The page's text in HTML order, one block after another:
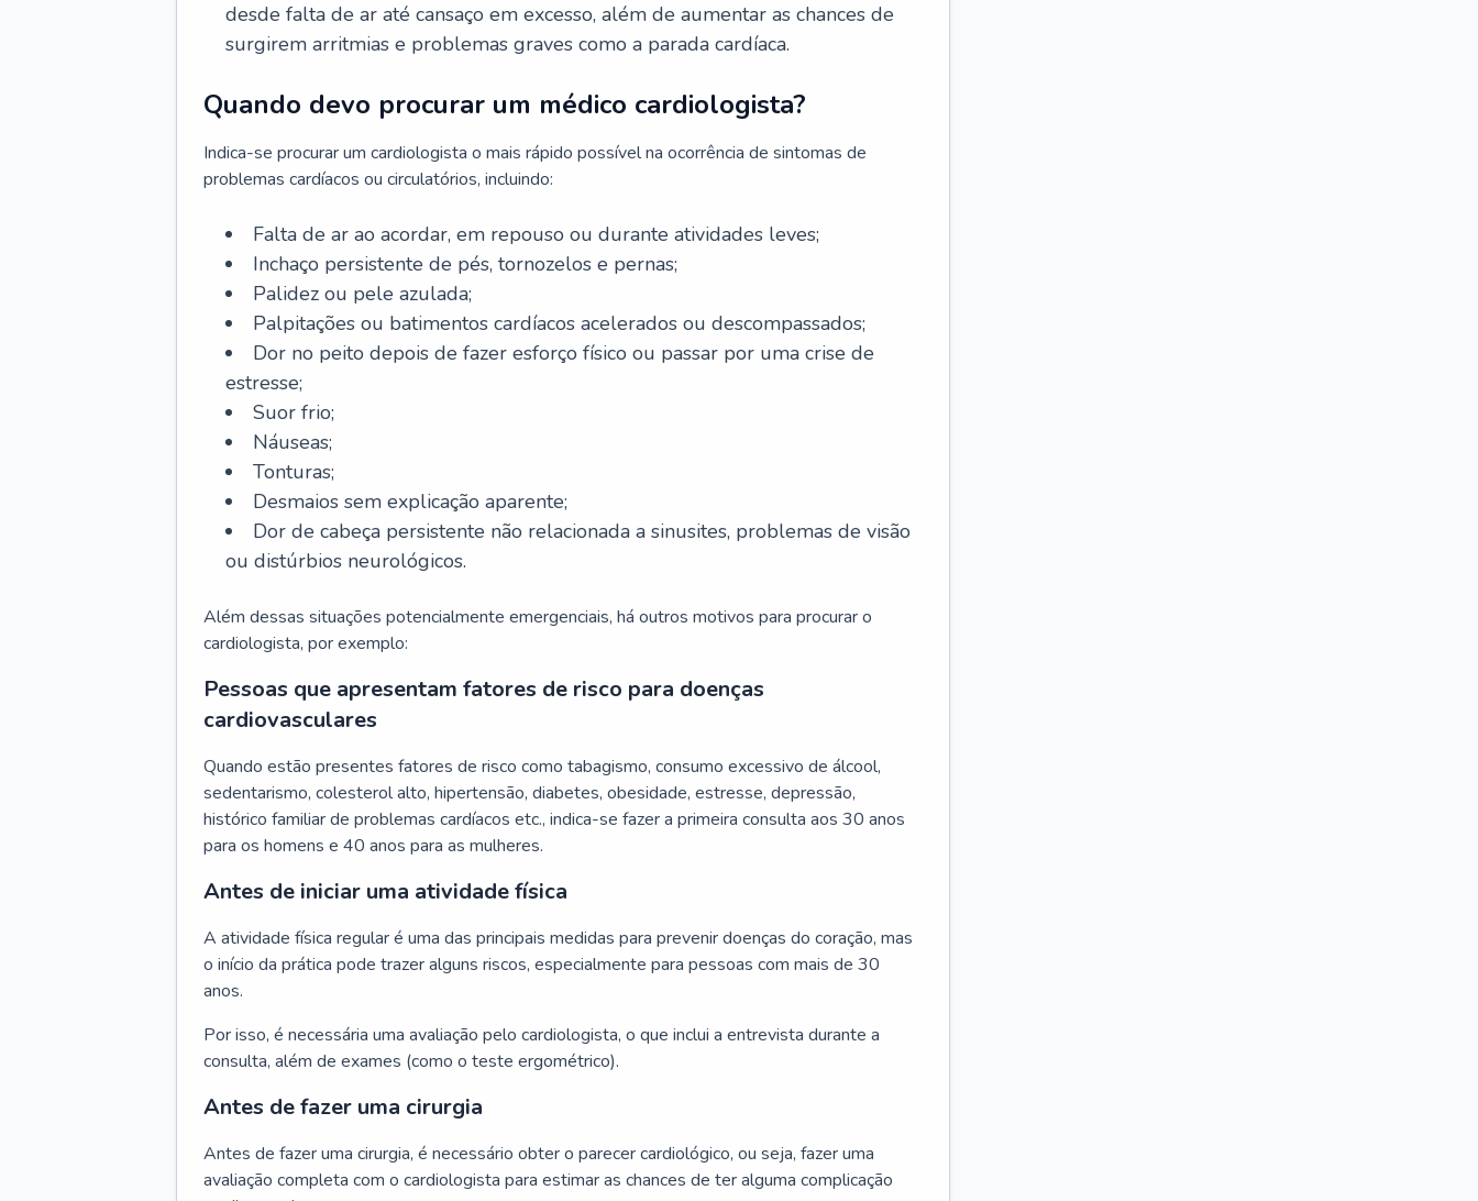
desde falta de ar até cansaço em excesso, além de aumentar as chances de
surgirem arritmias e problemas graves como a parada cardíaca.
Quando devo procurar um médico cardiologista?
Indica-se procurar um cardiologista o mais rápido possível na ocorrência de sintomas de
problemas cardíacos ou circulatórios, incluindo:
Falta de ar ao acordar, em repouso ou durante atividades leves;
Inchaço persistente de pés, tornozelos e pernas;
Palidez ou pele azulada;
Palpitações ou batimentos cardíacos acelerados ou descompassados;
Dor no peito depois de fazer esforço físico ou passar por uma crise de
estresse;
Suor frio;
Náuseas;
Tonturas;
Desmaios sem explicação aparente;
Dor de cabeça persistente não relacionada a sinusites, problemas de visão
ou distúrbios neurológicos.
Além dessas situações potencialmente emergenciais, há outros motivos para procurar o
cardiologista, por exemplo:
Pessoas que apresentam fatores de risco para doenças
cardiovasculares
Quando estão presentes fatores de risco como tabagismo, consumo excessivo de álcool,
sedentarismo, colesterol alto, hipertensão, diabetes, obesidade, estresse, depressão,
histórico familiar de problemas cardíacos etc., indica-se fazer a primeira consulta aos 30 anos
para os homens e 40 anos para as mulheres.
Antes de iniciar uma atividade física
A atividade física regular é uma das principais medidas para prevenir doenças do coração, mas
o início da prática pode trazer alguns riscos, especialmente para pessoas com mais de 30
anos.
Por isso, é necessária uma avaliação pelo cardiologista, o que inclui a entrevista durante a
consulta, além de exames (como o teste ergométrico).
Antes de fazer uma cirurgia
Antes de fazer uma cirurgia, é necessário obter o parecer cardiológico, ou seja, fazer uma
avaliação completa com o cardiologista para estimar as chances de ter alguma complicação